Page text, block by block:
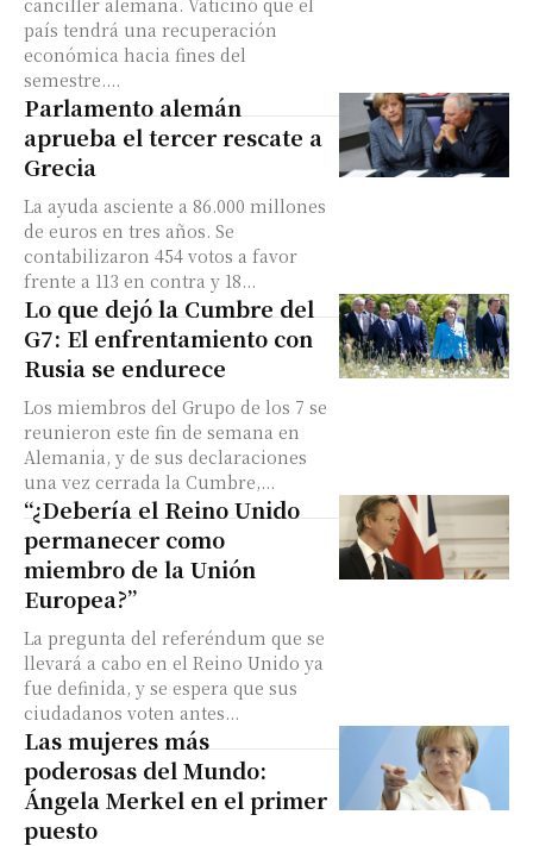
canciller alemana. Vaticinó que el
país tendrá una recuperación
económica hacia fines del
semestre....
Parlamento alemán
aprueba el tercer rescate a
Grecia
La ayuda asciente a 86.000 millones
de euros en tres años. Se
contabilizaron 454 votos a favor
frente a 113 en contra y 18...
Lo que dejó la Cumbre del
G7: El enfrentamiento con
Rusia se endurece
Los miembros del Grupo de los 7 se
reunieron este fin de semana en
Alemania, y de sus declaraciones
una vez cerrada la Cumbre,...
“¿Debería el Reino Unido
permanecer como
miembro de la Unión
Europea?”
La pregunta del referéndum que se
llevará a cabo en el Reino Unido ya
fue definida, y se espera que sus
ciudadanos voten antes...
Las mujeres más
poderosas del Mundo:
Ángela Merkel en el primer
puesto